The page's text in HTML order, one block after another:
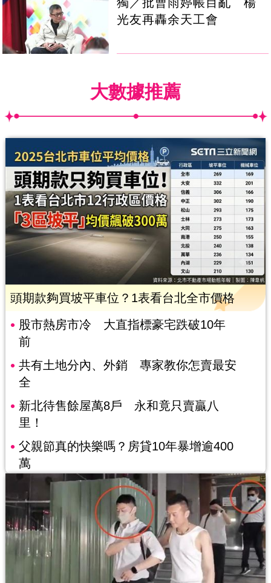
光友再轟余天工會
大數據推薦
頭期款夠買坡平車位？1表看台北全市價格
股市熱房市冷 大直指標豪宅跌破10年
前
共有土地分內、外銷 專家教你怎賣最安
全
新北待售餘屋萬8戶 永和竟只賣贏八
里！
父親節真的快樂嗎？房貸10年暴增逾400
萬